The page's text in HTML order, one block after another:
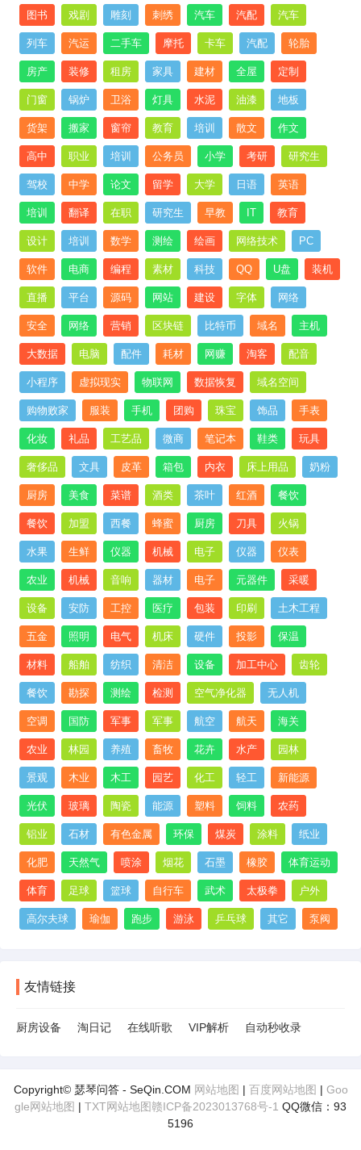
图书 戏剧 雕刻 刺绣 汽车 汽配 汽车
列车 汽运 二手车 摩托 卡车 汽配 轮胎
房产 装修 租房 家具 建材 全屋 定制
门窗 锅炉 卫浴 灯具 水泥 油漆 地板
货架 搬家 窗帘 教育 培训 散文 作文
高中 职业 培训 公务员 小学 考研 研究生
驾校 中学 论文 留学 大学 日语 英语
培训 翻译 在职 研究生 早教 IT 教育
设计 培训 数学 测绘 绘画 网络技术 PC
软件 电商 编程 素材 科技 QQ U盘 装机
直播 平台 源码 网站 建设 字体 网络
安全 网络 营销 区块链 比特币 域名 主机
大数据 电脑 配件 耗材 网赚 淘客 配音
小程序 虚拟现实 物联网 数据恢复 域名空间
购物败家 服装 手机 团购 珠宝 饰品 手表
化妆 礼品 工艺品 微商 笔记本 鞋类 玩具
奢侈品 文具 皮革 箱包 内衣 床上用品 奶粉
厨房 美食 菜谱 酒类 茶叶 红酒 餐饮
餐饮 加盟 西餐 蜂蜜 厨房 刀具 火锅
水果 生鲜 仪器 机械 电子 仪器 仪表
农业 机械 音响 器材 电子 元器件 采暖
设备 安防 工控 医疗 包装 印刷 土木工程
五金 照明 电气 机床 硬件 投影 保温
材料 船舶 纺织 清洁 设备 加工中心 齿轮
餐饮 勘探 测绘 检测 空气净化器 无人机
空调 国防 军事 军事 航空 航天 海关
农业 林园 养殖 畜牧 花卉 水产 园林
景观 木业 木工 园艺 化工 轻工 新能源
光伏 玻璃 陶瓷 能源 塑料 饲料 农药
铝业 石材 有色金属 环保 煤炭 涂料 纸业
化肥 天然气 喷涂 烟花 石墨 橡胶 体育运动
体育 足球 篮球 自行车 武术 太极拳 户外
高尔夫球 瑜伽 跑步 游泳 乒乓球 其它 泵阀
友情链接
厨房设备 淘日记 在线听歌 VIP解析 自动秒收录
Copyright© 瑟琴问答 - SeQin.COM 网站地图 | 百度网站地图 | Goo
gle网站地图 | TXT网站地图赣ICP备2023013768号-1 QQ微信：93
5196